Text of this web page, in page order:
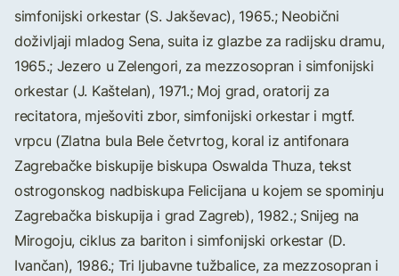
simfonijski orkestar (S. Jakševac), 1965.; Neobični
doživljaji mladog Sena, suita iz glazbe za radijsku dramu,
1965.; Jezero u Zelengori, za mezzosopran i simfonijski
orkestar (J. Kaštelan), 1971.; Moj grad, oratorij za
recitatora, mješoviti zbor, simfonijski orkestar i mgtf.
vrpcu (Zlatna bula Bele četvrtog, koral iz antifonara
Zagrebačke biskupije biskupa Oswalda Thuza, tekst
ostrogonskog nadbiskupa Felicijana u kojem se spominju
Zagrebačka biskupija i grad Zagreb), 1982.; Snijeg na
Mirogoju, ciklus za bariton i simfonijski orkestar (D.
Ivančan), 1986.; Tri ljubavne tužbalice, za mezzosopran i